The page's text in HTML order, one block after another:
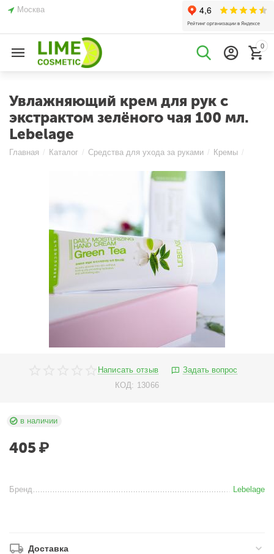
Москва
0
Увлажняющий крем для рук с
экстрактом зелёного чая 100 мл.
Lebelage
Главная / Каталог / Средства для ухода за руками / Кремы /
Написать отзыв
Задать вопрос
КОД: 13066
в наличии
405 ₽
Бренд Lebelage
Доставка